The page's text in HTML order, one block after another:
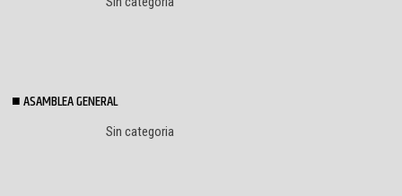
ASAMBLEA GENERAL
Sin categoria